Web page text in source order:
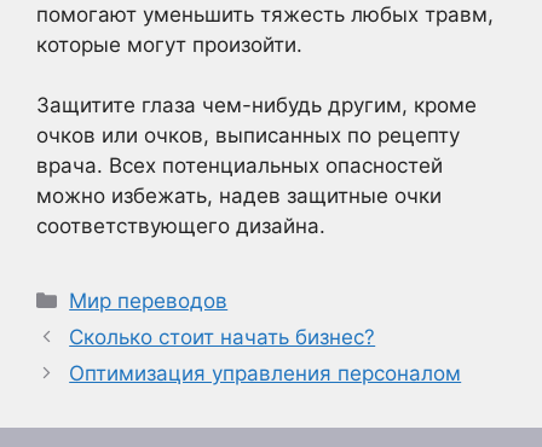
помогают уменьшить тяжесть любых травм,
которые могут произойти.
Защитите глаза чем-нибудь другим, кроме
очков или очков, выписанных по рецепту
врача. Всех потенциальных опасностей
можно избежать, надев защитные очки
соответствующего дизайна.
Рубрики
Мир переводов
Сколько стоит начать бизнес?
Оптимизация управления персоналом